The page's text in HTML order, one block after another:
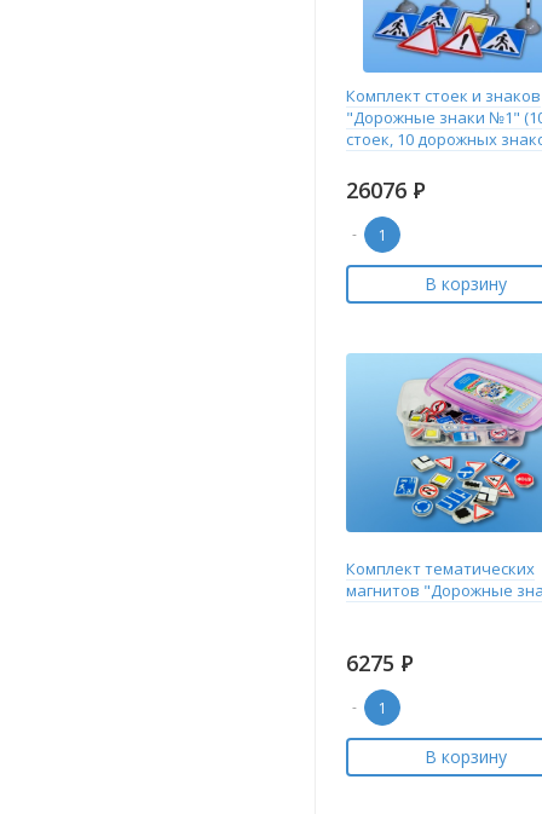
Комплект стоек и знаков
"Дорожные знаки №1"
стоек, 10 дорожных
26076 Р
-
В корзину
Комплект тематических
магнитов "Дорожные
6275 Р
-
В корзину